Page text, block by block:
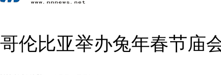
哥伦比亚举办兔年春节庙